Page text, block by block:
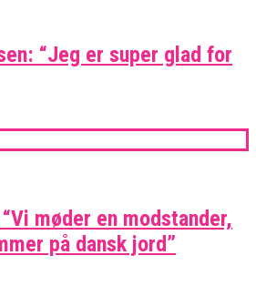
“Jeg er super glad for
møder en modstander,
på dansk jord”